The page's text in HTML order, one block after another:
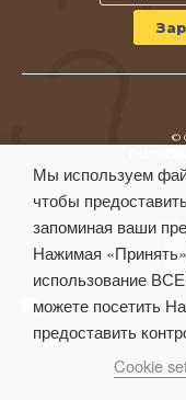
©
Мы используем
чтобы
запоминая ваши
Нажимая
использование
можете посетить
предоставить
Cookie